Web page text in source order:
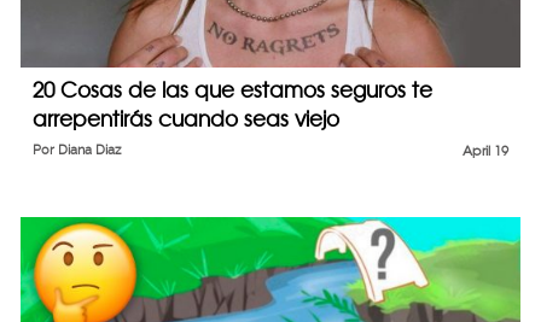
20 Cosas de las que estamos seguros te
arrepentirás cuando seas viejo
April 19
Por Diana Diaz